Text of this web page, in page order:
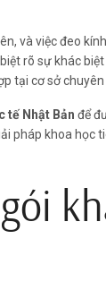
và việc đeo
rõ sự khác
tại cơ sở chuyên
tế Nhật Bản để
pháp khoa học